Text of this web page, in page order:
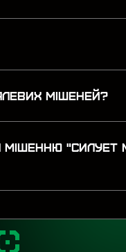
МІШЕНЕЙ?
МІШЕННЮ